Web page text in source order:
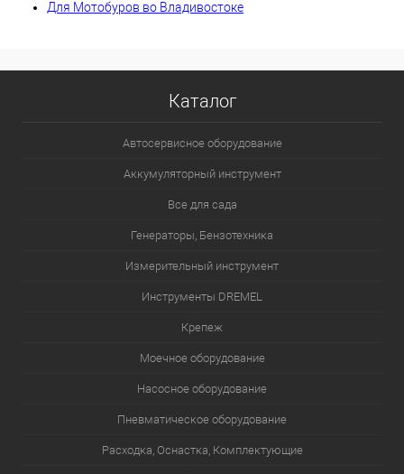
Для Мотобуров во Владивостоке
Каталог
Автосервисное оборудование
Аккумуляторный инструмент
Все для сада
Генераторы, Бензотехника
Измерительный инструмент
Инструменты DREMEL
Крепеж
Моечное оборудование
Насосное оборудование
Пневматическое оборудование
Расходка, Оснастка, Комплектующие